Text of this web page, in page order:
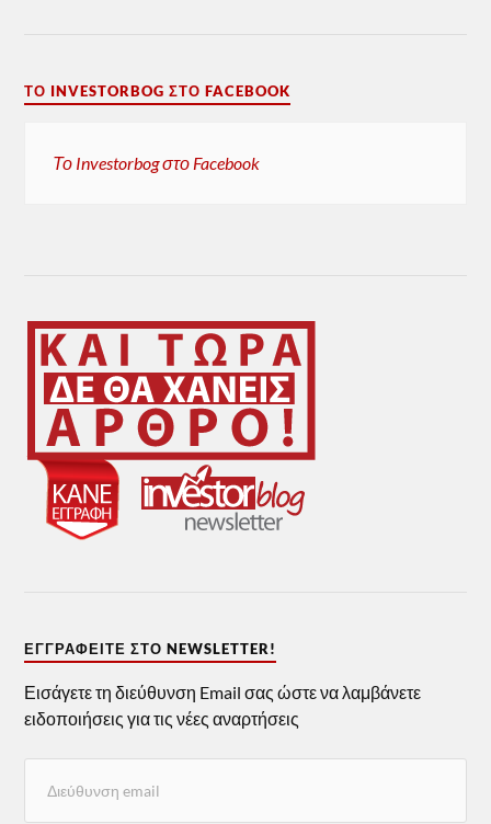
ΤΟ INVESTORBOG ΣΤΟ FACEBOOK
Το Investorbog στο Facebook
ΕΓΓΡΑΦΕΊΤΕ ΣΤΟ NEWSLETTER!
Εισάγετε τη διεύθυνση Email σας ώστε να λαμβάνετε
ειδοποιήσεις για τις νέες αναρτήσεις